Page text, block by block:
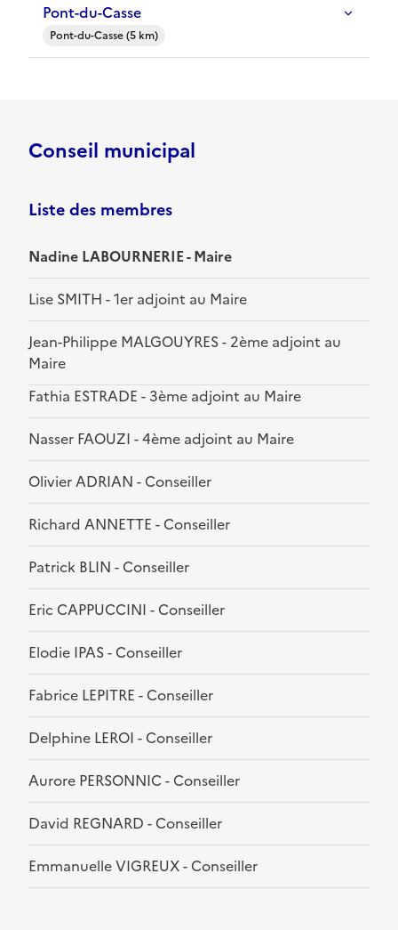
Pont-du-Casse
Pont-du-Casse (5 km)
Conseil municipal
Liste des membres
Nadine LABOURNERIE - Maire
Lise SMITH - 1er adjoint au Maire
Jean-Philippe MALGOUYRES - 2ème adjoint au
Maire
Fathia ESTRADE - 3ème adjoint au Maire
Nasser FAOUZI - 4ème adjoint au Maire
Olivier ADRIAN - Conseiller
Richard ANNETTE - Conseiller
Patrick BLIN - Conseiller
Eric CAPPUCCINI - Conseiller
Elodie IPAS - Conseiller
Fabrice LEPITRE - Conseiller
Delphine LEROI - Conseiller
Aurore PERSONNIC - Conseiller
David REGNARD - Conseiller
Emmanuelle VIGREUX - Conseiller